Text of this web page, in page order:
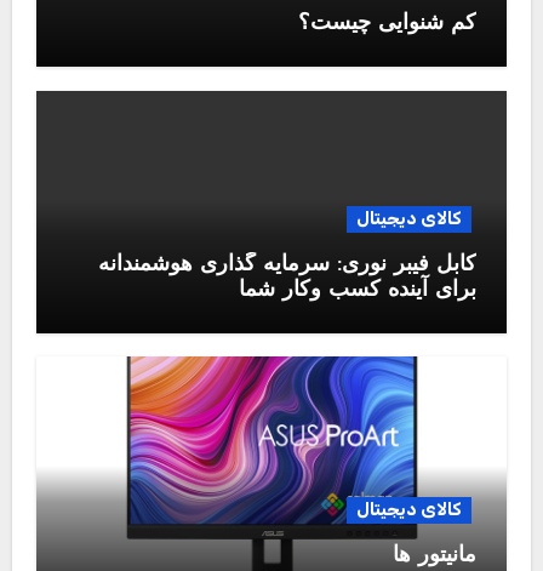
کم شنوایی چیست؟
کالای دیجیتال
کابل فیبر نوری: سرمایه گذاری هوشمندانه
برای آینده کسب وکار شما
کالای دیجیتال
مانیتور ها